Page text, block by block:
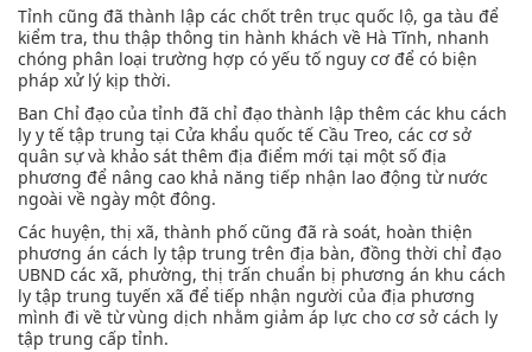
Tỉnh cũng đã thành lập các chốt trên trục quốc lộ, ga tàu để
kiểm tra, thu thập thông tin hành khách về Hà Tĩnh, nhanh
chóng phân loại trường hợp có yếu tố nguy cơ để có biện
pháp xử lý kịp thời.
Ban Chỉ đạo của tỉnh đã chỉ đạo thành lập thêm các khu cách
ly y tế tập trung tại Cửa khẩu quốc tế Cầu Treo, các cơ sở
quân sự và khảo sát thêm địa điểm mới tại một số địa
phương để nâng cao khả năng tiếp nhận lao động từ nước
ngoài về ngày một đông.
Các huyện, thị xã, thành phố cũng đã rà soát, hoàn thiện
phương án cách ly tập trung trên địa bàn, đồng thời chỉ đạo
UBND các xã, phường, thị trấn chuẩn bị phương án khu cách
ly tập trung tuyến xã để tiếp nhận người của địa phương
mình đi về từ vùng dịch nhằm giảm áp lực cho cơ sở cách ly
tập trung cấp tỉnh.